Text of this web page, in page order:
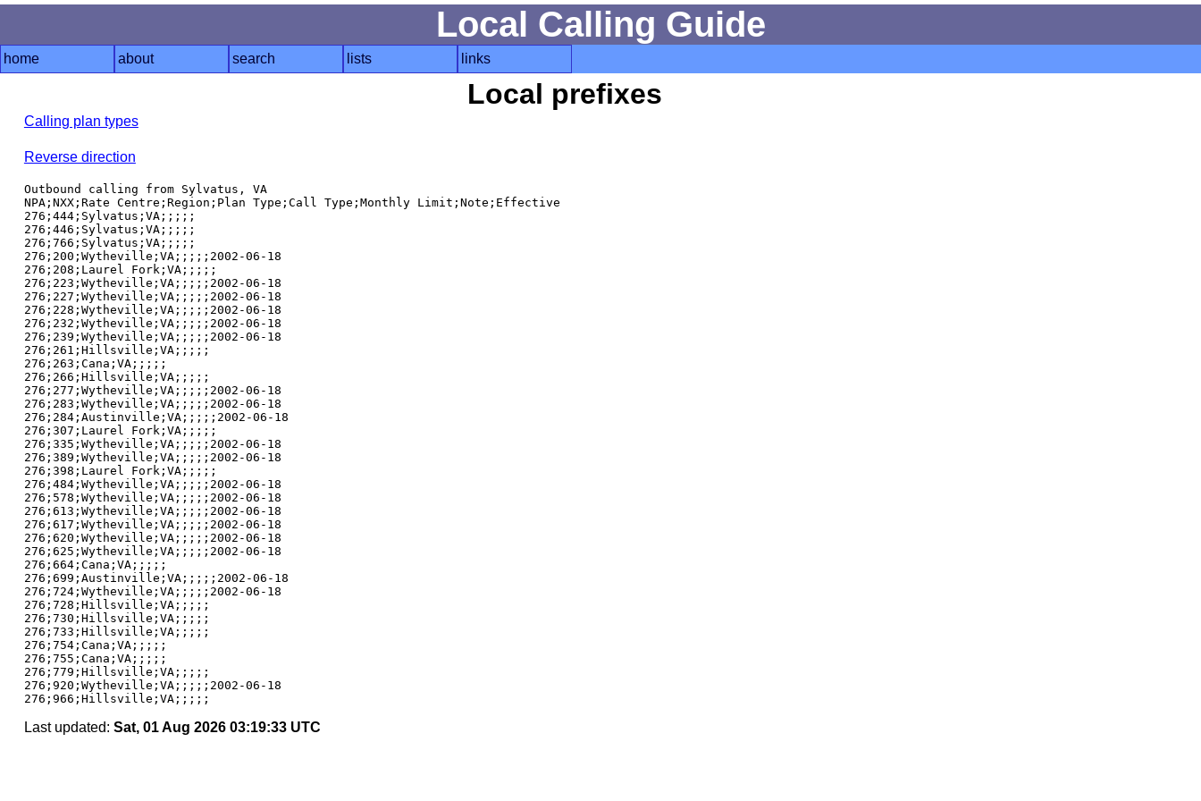
Local Calling Guide
home about search lists links
Local prefixes
Calling plan types
Reverse direction
Outbound calling from Sylvatus, VA
NPA;NXX;Rate Centre;Region;Plan Type;Call Type;Monthly Limit;Note;Effective
276;444;Sylvatus;VA;;;;;
276;446;Sylvatus;VA;;;;;
276;766;Sylvatus;VA;;;;;
276;200;Wytheville;VA;;;;;2002-06-18
276;208;Laurel Fork;VA;;;;;
276;223;Wytheville;VA;;;;;2002-06-18
276;227;Wytheville;VA;;;;;2002-06-18
276;228;Wytheville;VA;;;;;2002-06-18
276;232;Wytheville;VA;;;;;2002-06-18
276;239;Wytheville;VA;;;;;2002-06-18
276;261;Hillsville;VA;;;;;
276;263;Cana;VA;;;;;
276;266;Hillsville;VA;;;;;
276;277;Wytheville;VA;;;;;2002-06-18
276;283;Wytheville;VA;;;;;2002-06-18
276;284;Austinville;VA;;;;;2002-06-18
276;307;Laurel Fork;VA;;;;;
276;335;Wytheville;VA;;;;;2002-06-18
276;389;Wytheville;VA;;;;;2002-06-18
276;398;Laurel Fork;VA;;;;;
276;484;Wytheville;VA;;;;;2002-06-18
276;578;Wytheville;VA;;;;;2002-06-18
276;613;Wytheville;VA;;;;;2002-06-18
276;617;Wytheville;VA;;;;;2002-06-18
276;620;Wytheville;VA;;;;;2002-06-18
276;625;Wytheville;VA;;;;;2002-06-18
276;664;Cana;VA;;;;;
276;699;Austinville;VA;;;;;2002-06-18
276;724;Wytheville;VA;;;;;2002-06-18
276;728;Hillsville;VA;;;;;
276;730;Hillsville;VA;;;;;
276;733;Hillsville;VA;;;;;
276;754;Cana;VA;;;;;
276;755;Cana;VA;;;;;
276;779;Hillsville;VA;;;;;
276;920;Wytheville;VA;;;;;2002-06-18
Last updated: Sat, 01 Aug 2026 03:19:33 UTC